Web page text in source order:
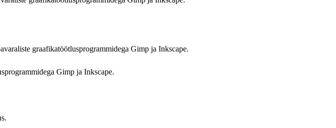
graafikatöötlusprogrammidega Gimp ja Inkscape.
Gimp ja Inkscape.